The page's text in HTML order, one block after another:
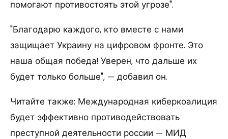
помогают противостоять этой угрозе".
"Благодарю каждого, кто вместе с нами
защищает Украину на цифровом фронте. Это
наша общая победа! Уверен, что дальше их
будет только больше", — добавил он.
Читайте также: Международная киберкоалиция
будет эффективно противодействовать
преступной деятельности россии — МИД